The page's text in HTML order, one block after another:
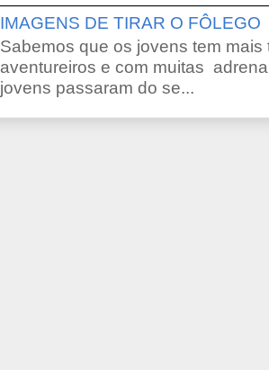
IMAGENS DE TIRAR O FÔLEGO
Sabemos que os jovens tem
aventureiros e com muitas
jovens passaram do se...